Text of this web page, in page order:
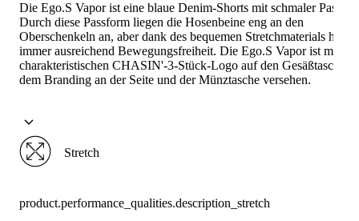
Die Ego.S Vapor ist eine blaue Denim-Shorts mit schmaler
Durch diese Passform liegen die Hosenbeine eng an den
Oberschenkeln an, aber dank des bequemen Stretchmaterials hast
immer ausreichend Bewegungsfreiheit. Die Ego.S Vapor ist mit
charakteristischen CHASIN'-3-Stück-Logo auf den Gesäßtaschen
dem Branding an der Seite und der Münztasche versehen.
Stretch
product.performance_qualities.description_stretch